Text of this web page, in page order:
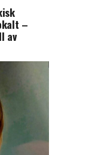
–
av